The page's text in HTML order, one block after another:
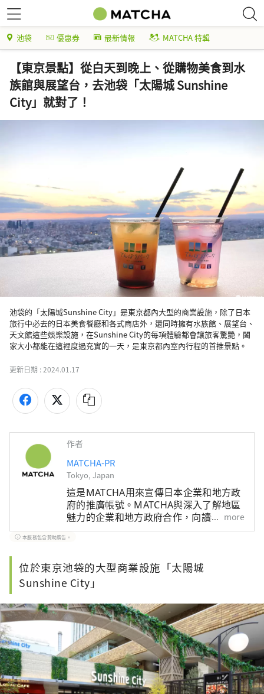
池袋 優惠券 最新情報 MATCHA 特輯
【東京景點】從白天到晚上、從購物美食到水
族館與展望台，去池袋「太陽城 Sunshine
City」就對了！
池袋的「太陽城Sunshine City」是東京都內大型的商業設施，除了日本
旅行中必去的日本美食餐廳和各式商店外，還同時擁有水族館、展望台、
天文館這些娛樂設施，在Sunshine City的每項體驗都會讓旅客驚艷，闔
家大小都能在這裡度過充實的一天，是東京都內室內行程的首推景點。
更新日期 :2024.01.17
作者
MATCHA-PR
Tokyo, Japan
這是MATCHA用來宣傳日本企業和地方政
府的推廣帳號。MATCHA與深入了解地區
魅力的企業和地方政府合作，向讀者介紹
日本尚未被發現的魅力！同時我們也根據
該地區的政府和企業等提供值得信賴的資
more
本服務包含贊助廣告。
位於東京池袋的大型商業設施「太陽城
Sunshine City」